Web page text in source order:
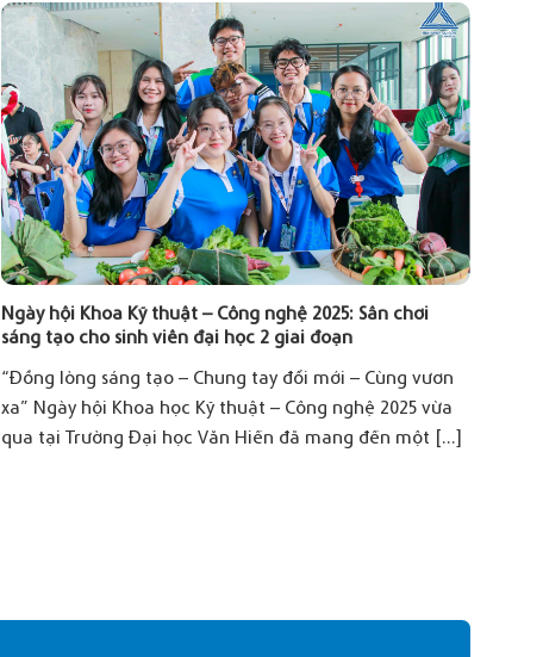
Ngày hội Khoa Kỹ thuật – Công nghệ 2025: Sân chơi
sáng tạo cho sinh viên đại học 2 giai đoạn
“Đồng lòng sáng tạo – Chung tay đổi mới – Cùng vươn
xa” Ngày hội Khoa học Kỹ thuật – Công nghệ 2025 vừa
qua tại Trường Đại học Văn Hiến đã mang đến một [...]